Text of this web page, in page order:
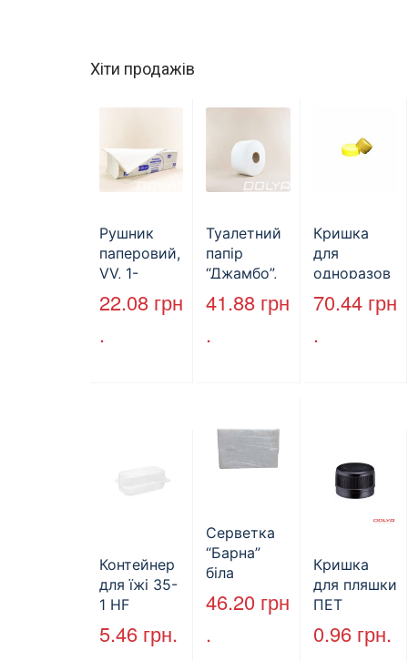
Хіти продажів
Рушник
паперовий,
VV, 1-
шаровий,
макулатура
22.08 грн
.
Туалетний
папір
“Джамбо”,
B2B
Service,
41.88 грн
.
Кришка
для
одноразов
ої пляшки,
ПЕТ,
70.44 грн
.
Контейнер
для їжі 35-
1 HF
227*127*85
мм
5.46 грн.
Серветка
“Барна”
біла
PAPERO
500 шт (6/
46.20 грн
.
Кришка
для пляшки
ПЕТ
стандарт
(КВ-28мм),
0.96 грн.